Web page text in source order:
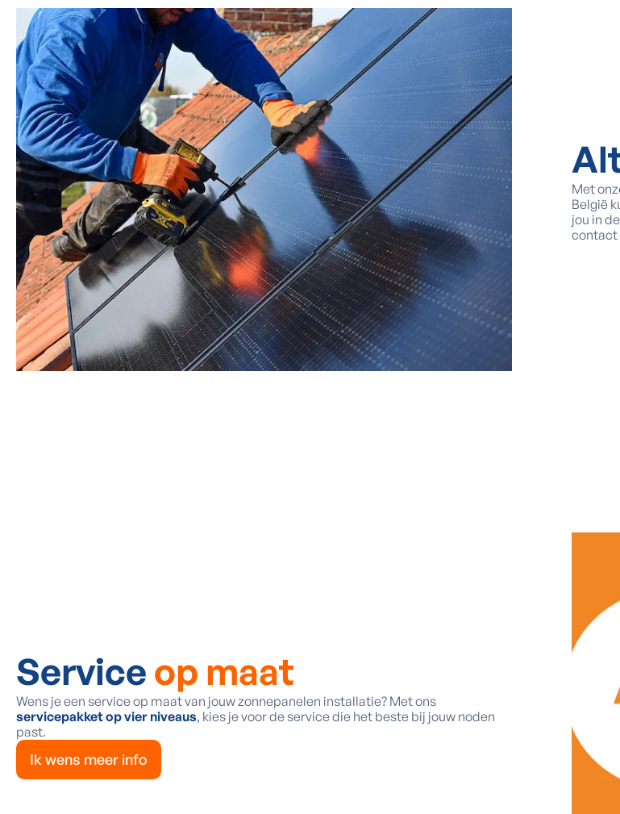
Met
België
jou in
contact
Serviceop maat
Wens je een service op maat van jouw zonnepanelen installatie? Met ons
servicepakket op vier niveaus, kies je voor de service die het beste bij jouw noden
past.
Ik wens meer info